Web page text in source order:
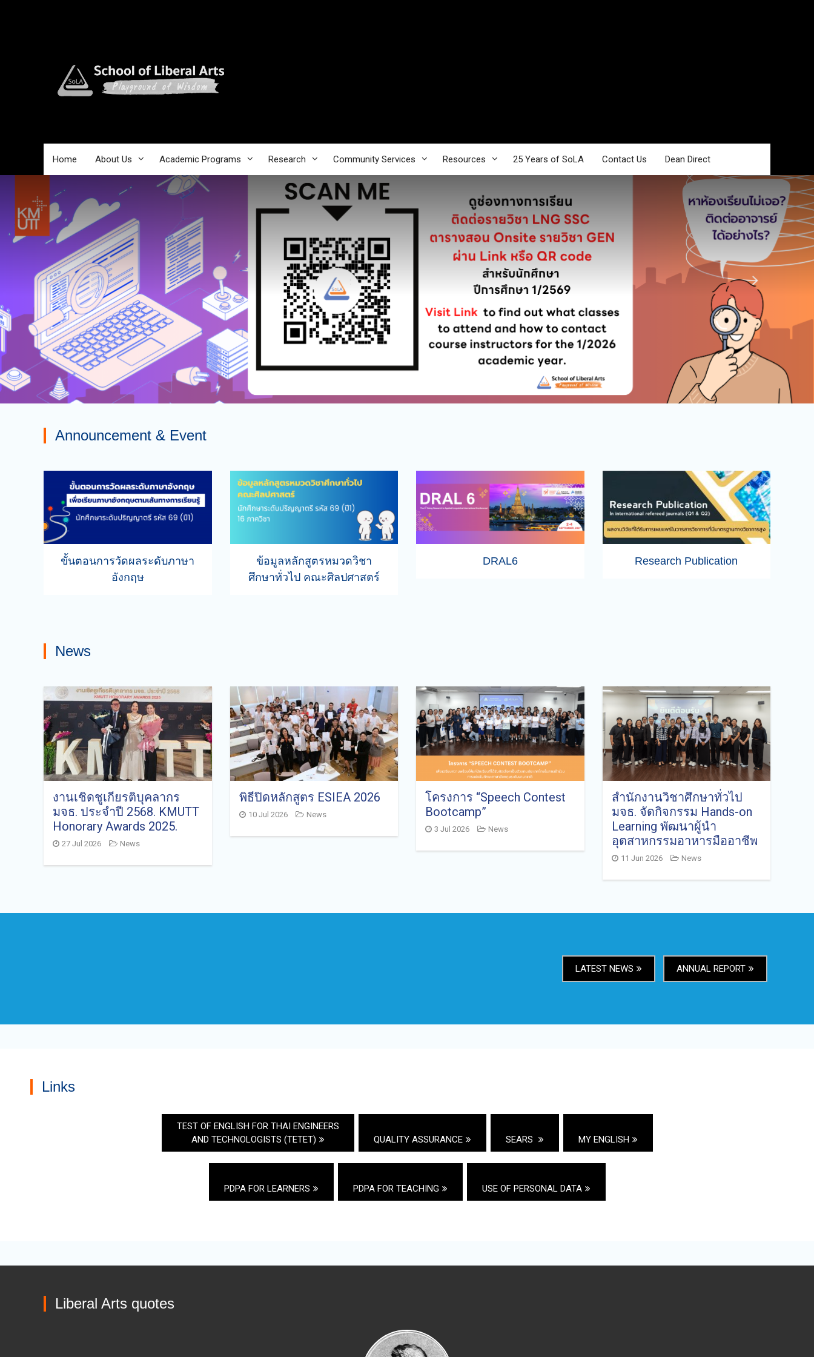
Home About Us Academic Programs Research Community Services Resources 25 Years of SoLA Contact Us Dean Direct
Announcement & Event
ขั้นตอนการวัดผลระดับภาษา
อังกฤษ
ข้อมูลหลักสูตรหมวดวิชา
ศึกษาทั่วไป คณะศิลปศาสตร์
DRAL6 Research Publication
News
งานเชิดชูเกียรติบุคลากร
มจธ. ประจำปี 2568. KMUTT
Honorary Awards 2025.
27 Jul 2026 News
พิธีปิดหลักสูตร ESIEA 2026
10 Jul 2026 News
โครงการ “Speech Contest
Bootcamp”
3 Jul 2026 News
สำนักงานวิชาศึกษาทั่วไป
มจธ. จัดกิจกรรม Hands-on
Learning พัฒนาผู้นำ
อุตสาหกรรมอาหารมืออาชีพ
11 Jun 2026 News
LATEST NEWS ANNUAL REPORT
Links
TEST OF ENGLISH FOR THAI ENGINEERS
AND TECHNOLOGISTS (TETET)
QUALITY ASSURANCE SEARS MY ENGLISH
PDPA FOR LEARNERS PDPA FOR TEACHING USE OF PERSONAL DATA
Liberal Arts quotes